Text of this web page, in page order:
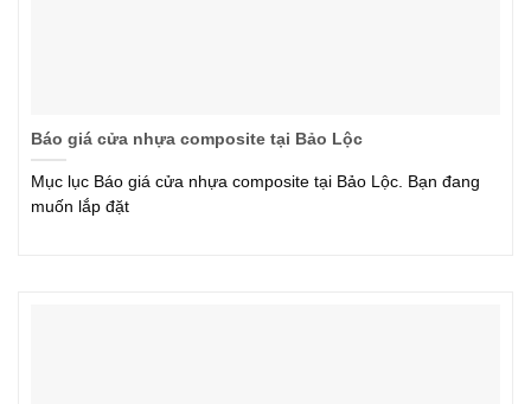
Báo giá cửa nhựa composite tại Bảo Lộc
Mục lục Báo giá cửa nhựa composite tại Bảo Lộc. Bạn đang
muốn lắp đặt